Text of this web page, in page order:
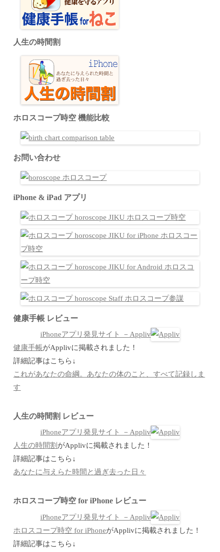
人生の時間割
ホロスコープ時空 機能比較
お問い合わせ
iPhone & iPad アプリ
健康手帳 レビュー
iPhoneアプリ発見サイト －Appliv
健康手帳がApplivに掲載されました！
詳細記事はこちら↓
これがあなたの命綱。あなたの体のこと、すべて記録しま
す
人生の時間割 レビュー
iPhoneアプリ発見サイト －Appliv
人生の時間割 がApplivに掲載されました！
詳細記事はこちら↓
あなたに与えらた時間と過ぎ去った日々
ホロスコープ時空 for iPhone レビュー
iPhoneアプリ発見サイト －Appliv
ホロスコープ時空 for iPhoneがApplivに掲載されました！
詳細記事はこちら↓